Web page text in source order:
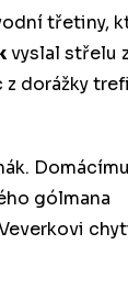
třetiny,
vyslal střelu z
z dorážky
Domácímu
gólmana